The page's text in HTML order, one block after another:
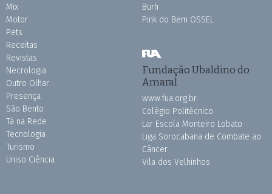
Mix
Motor
Pets
Receitas
Revistas
Necrologia
Outro Olhar
Presença
São Bento
Tá na Rede
Tecnologia
Turismo
Uniso Ciência
Burh
Pink do Bem OSSEL
Fundação Ubaldino do
Amaral
www.fua.org.br
Colégio Politécnico
Lar Escola Monteiro Lobato
Liga Sorocabana de Combate ao
Câncer
Vila dos Velhinhos